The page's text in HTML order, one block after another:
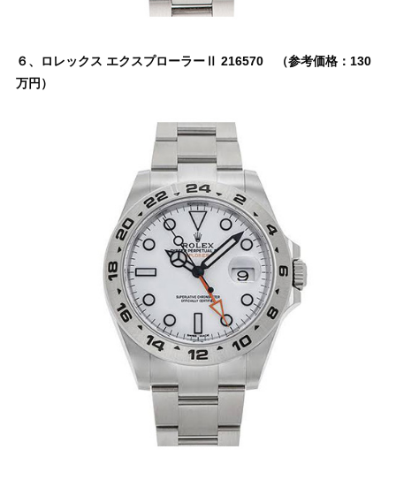
６、ロレックス エクスプローラーⅡ 216570 （参考価格：130
万円）